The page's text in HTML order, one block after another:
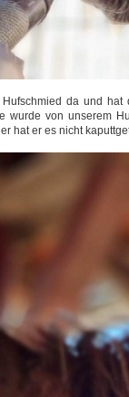
da und
wurde von unserem
hat er es nicht